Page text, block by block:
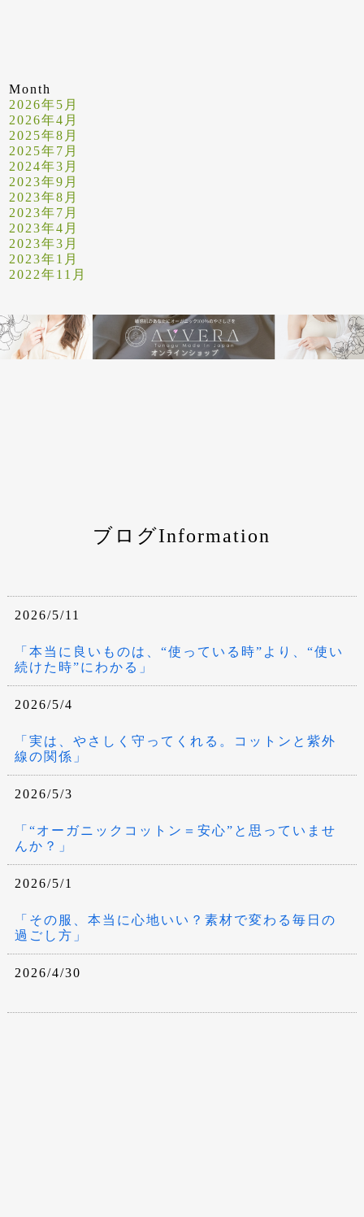
Month
2026年5月
2026年4月
2025年8月
2025年7月
2024年3月
2023年9月
2023年8月
2023年7月
2023年4月
2023年3月
2023年1月
2022年11月
ブログInformation
2026/5/11
「本当に良いものは、“使っている時”より、“使い
続けた時”にわかる」
2026/5/4
「実は、やさしく守ってくれる。コットンと紫外
線の関係」
2026/5/3
「“オーガニックコットン＝安心”と思っていませ
んか？」
2026/5/1
「その服、本当に心地いい？素材で変わる毎日の
過ごし方」
2026/4/30